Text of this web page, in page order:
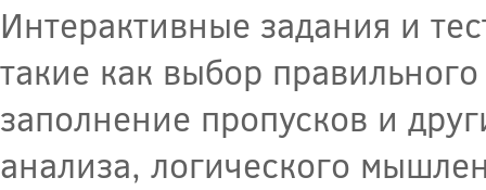
Интерактивные задания и
такие как выбор
заполнение пропусков и
анализа, логического